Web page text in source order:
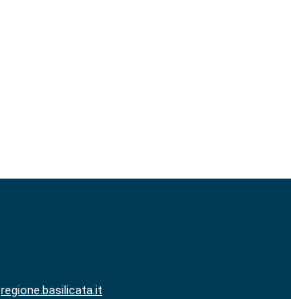
regione.basilicata.it